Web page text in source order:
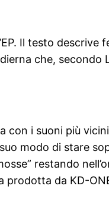
Il testo descrive
che,
con i suoni più
modo di stare
restando
prodotta da KD-